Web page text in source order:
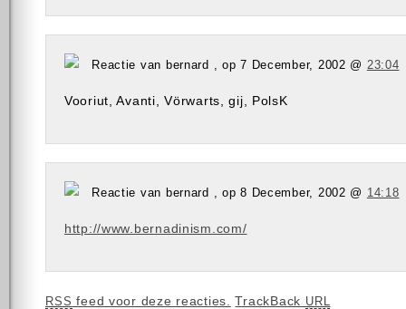
Reactie van bernard , op 7 December, 2002 @ 23:04
Vooriut, Avanti, Vörwarts, gij, PolsK
Reactie van bernard , op 8 December, 2002 @ 14:18
http://www.bernadinism.com/
RSS feed voor deze reacties. TrackBack URL